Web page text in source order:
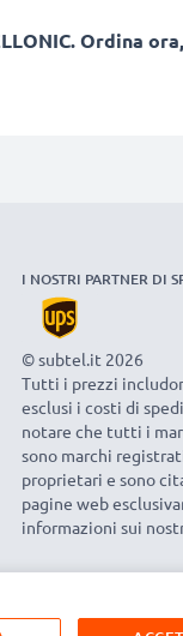
Ordina ora,
I NOSTRI PARTNER DI
© subtel.it 2026
Tutti i prezzi
esclusi i costi di
notare che tutti i
sono marchi
proprietari e sono
pagine web
informazioni sui